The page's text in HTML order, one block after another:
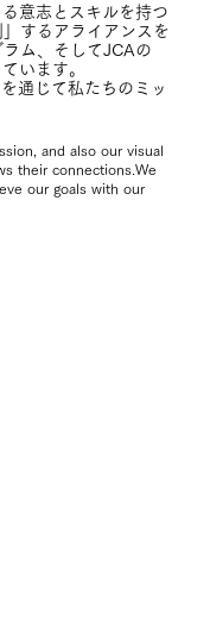
意志とスキルを持つ
するアライアンスを
ム、そしてJCAの
います。
通じて私たちのミッ
and also our visual
their connections.We
our goals with our